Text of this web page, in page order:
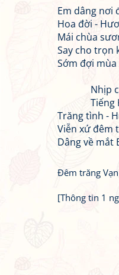
Em dâng nơi
Hoa đời -
Mái chùa
Say cho trọn
Sớm đợi
Nhịp ca
Tiếng
Trăng tình -
Viễn xứ đêm
Dâng về mắt
Đêm trăng
[Thông tin 1